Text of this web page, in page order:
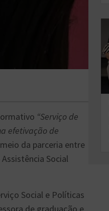
“Serviço de
efetivação de
da parceria entre
Social
Social e Políticas